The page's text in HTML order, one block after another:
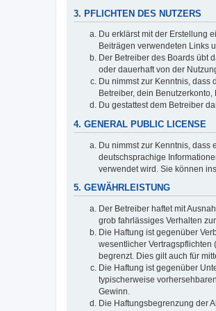
3. PFLICHTEN DES NUTZERS
Du erklärst mit der Erstellung
Beiträgen verwendeten Links
Der Betreiber des Boards übt
oder dauerhaft von der
Du nimmst zur Kenntnis, dass
Betreiber, dein
Du gestattest dem Betreiber
4. GENERAL PUBLIC LICENSE
Du nimmst zur Kenntnis, dass
deutschsprachige
verwendet wird. Sie können
5. GEWÄHRLEISTUNG
Der Betreiber haftet mit
grob fahrlässiges Verhalten
Die Haftung ist gegenüber
wesentlicher
begrenzt. Dies gilt auch für
Die Haftung ist gegenüber
typischerweise
Gewinn.
Die Haftungsbegrenzung der